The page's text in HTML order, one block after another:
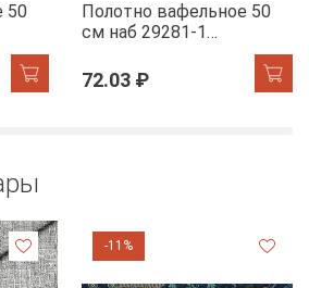
50
Полотно вафельное 50
см наб 29281-1
72.03 ₽
-11%